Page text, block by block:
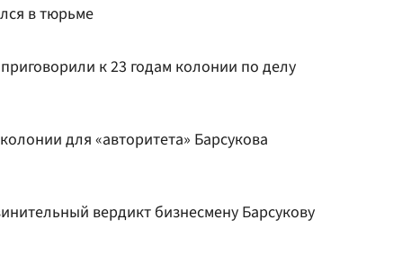
в тюрьме
к 23 годам колонии по делу
для «авторитета» Барсукова
вердикт бизнесмену Барсукову